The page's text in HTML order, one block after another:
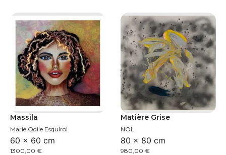
Massila
Marie Odile Esquirol
60 × 60 cm
1300,00 €
Matière Grise
NOL
80 × 80 cm
980,00 €